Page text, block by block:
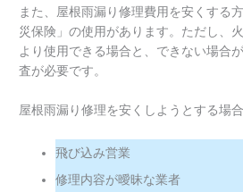
また、屋根雨漏り修理費用を安くする
災保険」の使用があります。ただし、
より使用できる場合と、できない場合
査が必要です。
屋根雨漏り修理を安くしようとする場
飛び込み営業
修理内容が曖昧な業者